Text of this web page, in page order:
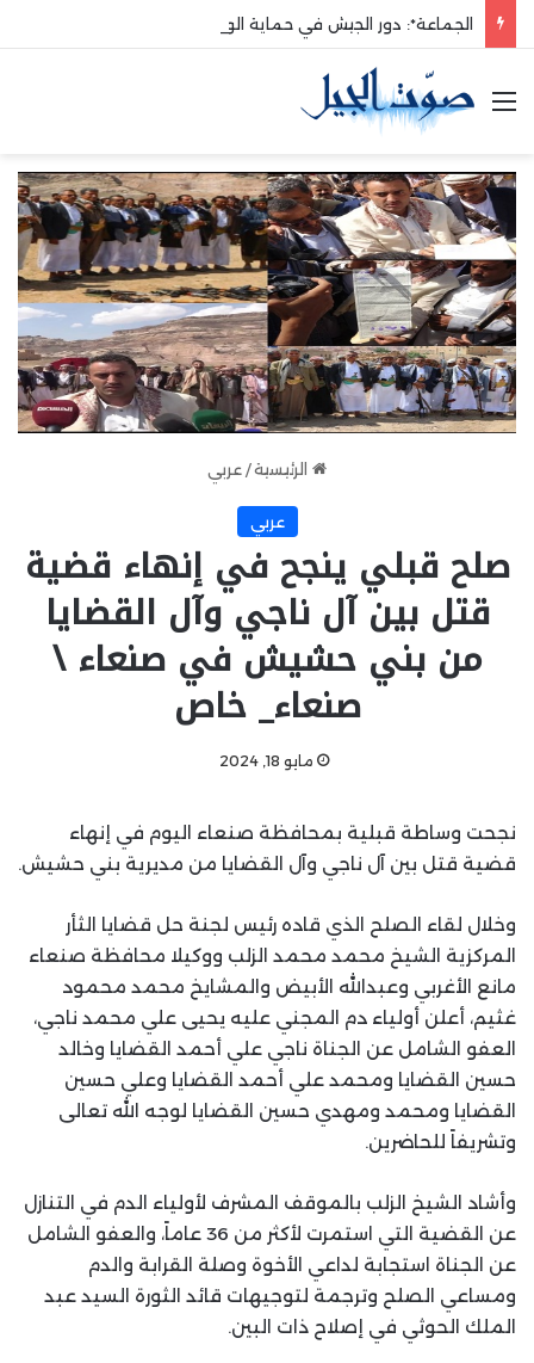
القائمة
الرئيسية/عربي
عربي
صلح قبلي ينجح في إنهاء قضية
قتل بين آل ناجي وآل القضايا
من بني حشيش في صنعاء \
صنعاء_ خاص
مايو 18, 2024
نجحت وساطة قبلية بمحافظة صنعاء اليوم في إنهاء
قضية قتل بين آل ناجي وآل القضايا من مديرية بني حشيش.
وخلال لقاء الصلح الذي قاده رئيس لجنة حل قضايا الثأر
المركزية الشيخ محمد محمد الزلب ووكيلا محافظة صنعاء
مانع الأغربي وعبدالله الأبيض والمشايخ محمد محمود
غثيم، أعلن أولياء دم المجني عليه يحيى علي محمد ناجي،
العفو الشامل عن الجناة ناجي علي أحمد القضايا وخالد
حسين القضايا ومحمد علي أحمد القضايا وعلي حسين
القضايا ومحمد ومهدي حسين القضايا لوجه الله تعالى
وتشريفاً للحاضرين.
وأشاد الشيخ الزلب بالموقف المشرف لأولياء الدم في التنازل
عن القضية التي استمرت لأكثر من 36 عاماً، والعفو الشامل
عن الجناة استجابة لداعي الأخوة وصلة القرابة والدم
ومساعي الصلح وترجمة لتوجيهات قائد الثورة السيد عبد
الملك الحوثي في إصلاح ذات البين.